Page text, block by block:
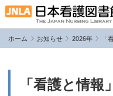
JNLAについて
ホーム お知らせ 2026年 「
「看護と情報